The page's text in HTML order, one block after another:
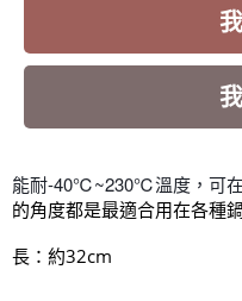
能耐-40℃~230℃溫度，可
的角度都是最適合用在各種
長： 約32cm